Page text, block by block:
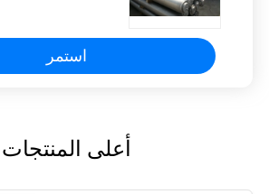
استمر
أعلى المنتجات